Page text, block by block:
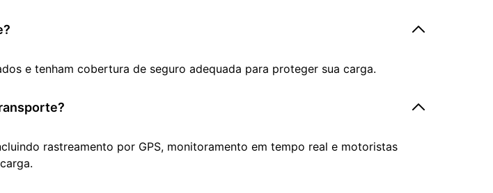
e tenham cobertura de seguro adequada para proteger sua carga.
rastreamento por GPS, monitoramento em tempo real e motoristas